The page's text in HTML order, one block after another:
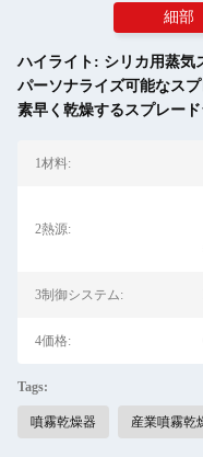
細部
ハイライト: シリカ用蒸気
パーソナライズ可能なス
素早く乾燥するスプレー
1材料:
2熱源:
3制御システム:
4価格:
Tags:
噴霧乾燥器 産業噴霧乾